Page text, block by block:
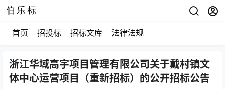
伯乐标
首页 招投标 招标文库 法律法规
浙江华域高宇项目管理有限公司关于戴村镇文
体中心运营项目（重新招标）的公开招标公告